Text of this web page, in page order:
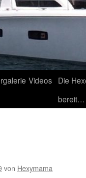
Videos
Die
bereit…
von Hexymama